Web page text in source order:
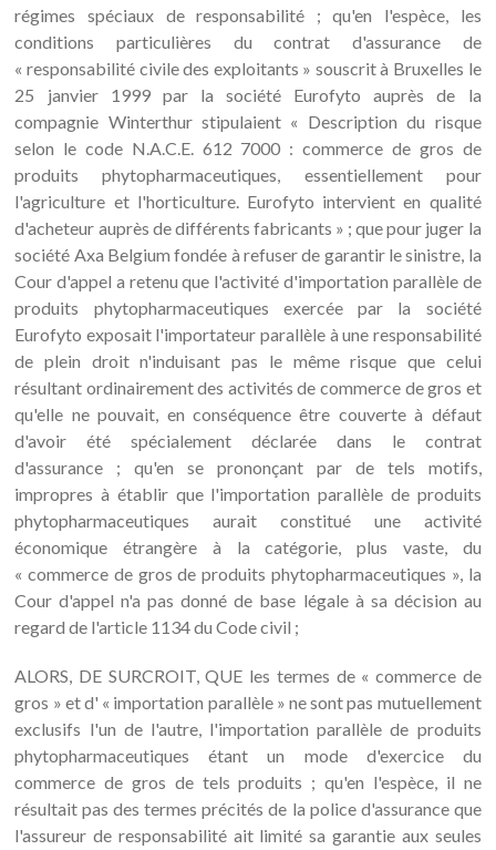
régimes spéciaux de responsabilité ; qu'en l'espèce, les
conditions particulières du contrat d'assurance de
« responsabilité civile des exploitants » souscrit à Bruxelles le
25 janvier 1999 par la société Eurofyto auprès de la
compagnie Winterthur stipulaient « Description du risque
selon le code N.A.C.E. 612 7000 : commerce de gros de
produits phytopharmaceutiques, essentiellement pour
l'agriculture et l'horticulture. Eurofyto intervient en qualité
d'acheteur auprès de différents fabricants » ; que pour juger la
société Axa Belgium fondée à refuser de garantir le sinistre, la
Cour d'appel a retenu que l'activité d'importation parallèle de
produits phytopharmaceutiques exercée par la société
Eurofyto exposait l'importateur parallèle à une responsabilité
de plein droit n'induisant pas le même risque que celui
résultant ordinairement des activités de commerce de gros et
qu'elle ne pouvait, en conséquence être couverte à défaut
d'avoir été spécialement déclarée dans le contrat
d'assurance ; qu'en se prononçant par de tels motifs,
impropres à établir que l'importation parallèle de produits
phytopharmaceutiques aurait constitué une activité
économique étrangère à la catégorie, plus vaste, du
« commerce de gros de produits phytopharmaceutiques », la
Cour d'appel n'a pas donné de base légale à sa décision au
regard de l'article 1134 du Code civil ;
ALORS, DE SURCROIT, QUE les termes de « commerce de
gros » et d' « importation parallèle » ne sont pas mutuellement
exclusifs l'un de l'autre, l'importation parallèle de produits
phytopharmaceutiques étant un mode d'exercice du
commerce de gros de tels produits ; qu'en l'espèce, il ne
résultait pas des termes précités de la police d'assurance que
l'assureur de responsabilité ait limité sa garantie aux seules